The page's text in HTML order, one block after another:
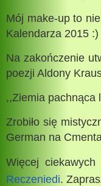
Mój make-up to
Kalendarza 2015 :)
Na zakończenie
poezji Aldony
,,Ziemia pachnąca
Zrobiło się
German na
Więcej
Reczeniedi.